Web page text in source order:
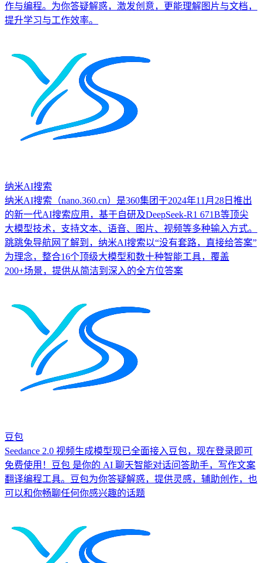
作与编程。为你答疑解惑，激发创意，更能理解图片与文档，
提升学习与工作效率。
纳米AI搜索
纳米AI搜索（nano.360.cn）是360集团于2024年11月28日推出
的新一代AI搜索应用，基于自研及DeepSeek-R1 671B等顶尖
大模型技术，支持文本、语音、图片、视频等多种输入方式。
跳跳兔导航网了解到，纳米AI搜索以“没有套路，直接给答案”
为理念，整合16个顶级大模型和数十种智能工具，覆盖
200+场景，提供从简洁到深入的全方位答案
豆包
Seedance 2.0 视频生成模型现已全面接入豆包，现在登录即可
免费使用！豆包 是你的 AI 聊天智能对话问答助手，写作文案
翻译编程工具。豆包为你答疑解惑，提供灵感，辅助创作，也
可以和你畅聊任何你感兴趣的话题